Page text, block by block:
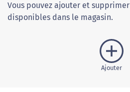
Vous pouvez ajouter et
disponibles dans le magasin.
Ajouter